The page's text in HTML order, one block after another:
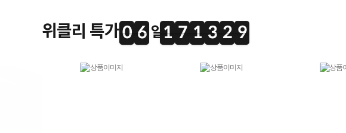
위클리 특가0
0 6
6 1
1 7
7 1
1 3
3 2
3
2 7
8
7
9
8